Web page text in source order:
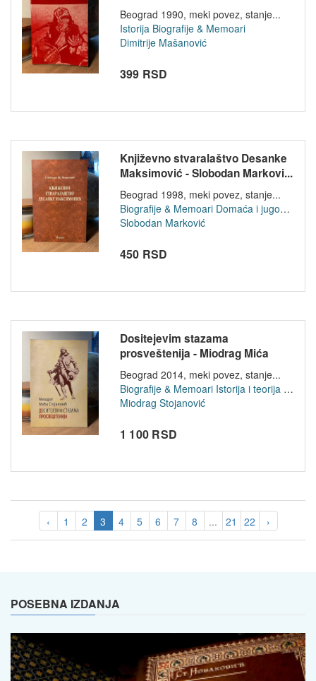
Beograd 1990, meki povez, stanje...
Istorija Biografije & Memoari
Dimitrije Mašanović
399 RSD
Književno stvaralaštvo Desanke
Maksimović - Slobodan Markovi...
Beograd 1998, meki povez, stanje...
Biografije & Memoari Domaća i jugoslovenska književnost
Slobodan Marković
450 RSD
Dositejevim stazama
prosveštenija - Miodrag Mića
Stojanović
Beograd 2014, meki povez, stanje...
Biografije & Memoari Istorija i teorija knjizevnosti
Miodrag Stojanović
1 100 RSD
‹ 1 2 3 4 5 6 7 8 ... 21 22 ›
POSEBNA IZDANJA